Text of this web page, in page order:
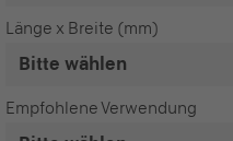
Länge x Breite (mm)
Empfohlene Verwendung